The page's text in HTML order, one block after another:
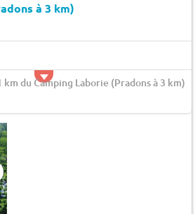
à 3 km)
du Camping Laborie (Pradons à 3 km)